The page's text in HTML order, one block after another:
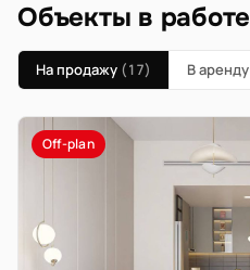
Объекты в работе
На продажу (17) В аренду
Off-plan